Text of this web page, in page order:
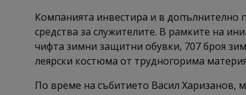
Компанията инвестира и в допълнително
средства за служителите. В рамките на
чифта зимни защитни обувки, 707 броя
леярски костюма от трудногорима
По време на събитието Васил Харизанов,